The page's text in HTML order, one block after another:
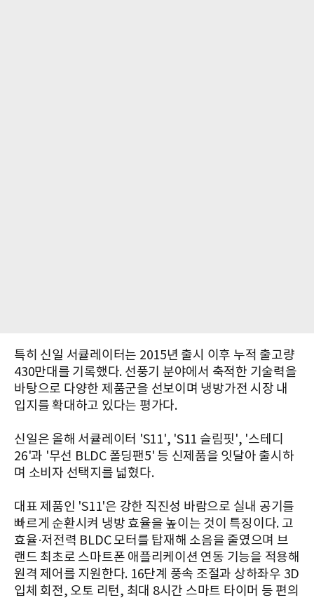
특히 신일 서큘레이터는 2015년 출시 이후 누적 출고량
430만대를 기록했다. 선풍기 분야에서 축적한 기술력을
바탕으로 다양한 제품군을 선보이며 냉방가전 시장 내
입지를 확대하고 있다는 평가다.
신일은 올해 서큘레이터 'S11', 'S11 슬림핏', '스테디
26'과 '무선 BLDC 폴딩팬5' 등 신제품을 잇달아 출시하
며 소비자 선택지를 넓혔다.
대표 제품인 'S11'은 강한 직진성 바람으로 실내 공기를
빠르게 순환시켜 냉방 효율을 높이는 것이 특징이다. 고
효율·저전력 BLDC 모터를 탑재해 소음을 줄였으며 브
랜드 최초로 스마트폰 애플리케이션 연동 기능을 적용해
원격 제어를 지원한다. 16단계 풍속 조절과 상하좌우 3D
입체 회전, 오토 리턴, 최대 8시간 스마트 타이머 등 편의